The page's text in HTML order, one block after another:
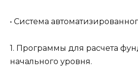
• Система
1. Программы для расчета
начального уровня.